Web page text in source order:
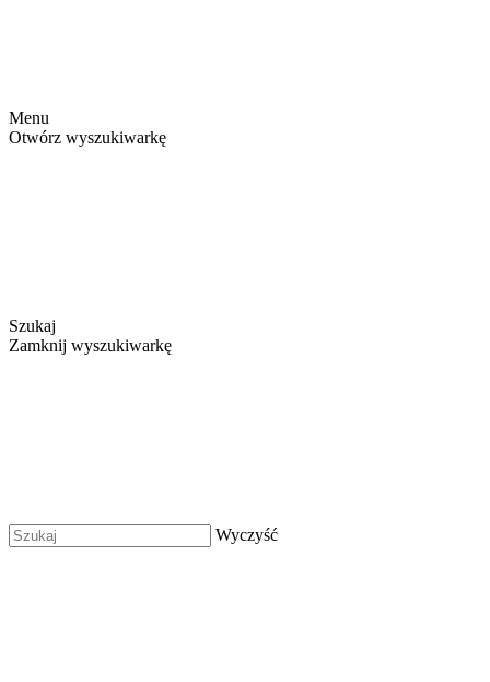
Menu
Otwórz wyszukiwarkę
Szukaj
Zamknij wyszukiwarkę
Wyczyść